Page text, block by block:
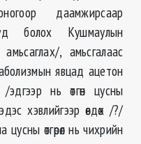
даамжирсаар
болох Кушмаулын
, амьсгалаас
явцад ацетон
эдгээр нь өтгөн цусны
хэвлийгээр өвдөх /?/
өтгөрөл нь чихрийн